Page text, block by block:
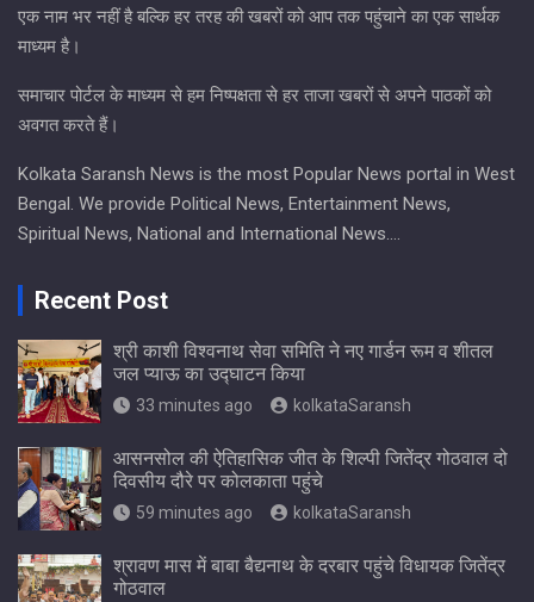
एक नाम भर नहीं है बल्कि हर तरह की खबरों को आप तक पहुंचाने का एक सार्थक
माध्यम है।
समाचार पोर्टल के माध्यम से हम निष्पक्षता से हर ताजा खबरों से अपने पाठकों को
अवगत करते हैं।
Kolkata Saransh News is the most Popular News portal in West
Bengal. We provide Political News, Entertainment News,
Spiritual News, National and International News….
Recent Post
श्री काशी विश्वनाथ सेवा समिति ने नए गार्डन रूम व शीतल
जल प्याऊ का उद्घाटन किया
33 minutes ago kolkataSaransh
आसनसोल की ऐतिहासिक जीत के शिल्पी जितेंद्र गोठवाल दो
दिवसीय दौरे पर कोलकाता पहुंचे
59 minutes ago kolkataSaransh
श्रावण मास में बाबा बैद्यनाथ के दरबार पहुंचे विधायक जितेंद्र
गोठवाल